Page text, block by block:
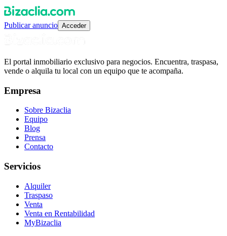
Publicar anuncio Acceder
El portal inmobiliario exclusivo para negocios. Encuentra, traspasa,
vende o alquila tu local con un equipo que te acompaña.
Empresa
Sobre Bizaclia
Equipo
Blog
Prensa
Contacto
Servicios
Alquiler
Traspaso
Venta
Venta en Rentabilidad
MyBizaclia